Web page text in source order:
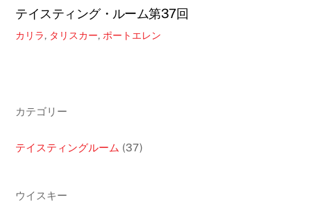
テイスティング・ルーム第37回
カリラ, タリスカー, ポートエレン
カテゴリー
テイスティングルーム (37)
ウイスキー